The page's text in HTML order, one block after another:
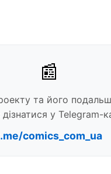
📰
та його
у Telegram-
comics_com_ua